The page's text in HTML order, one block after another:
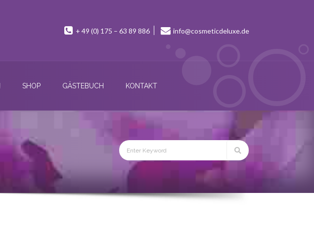
+ 49 (0) 175 – 63 89 886 info@cosmeticdeluxe.de
SHOP GÄSTEBUCH KONTAKT